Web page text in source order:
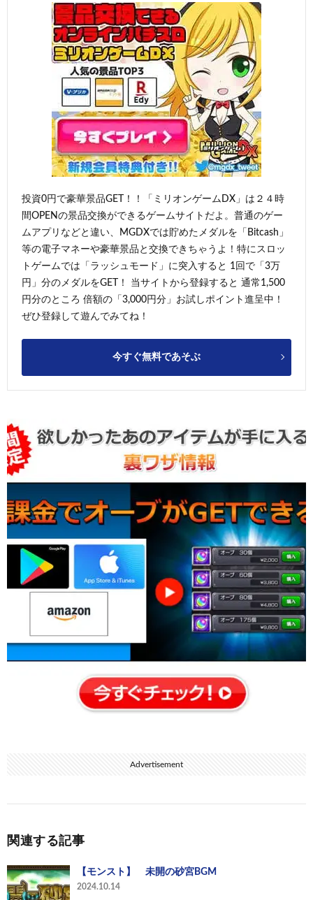
投資0円で豪華景品GET！！「ミリオンゲームDX」は２４時
間OPENの景品交換ができるゲームサイトだよ。普通のゲー
ムアプリなどと違い、MGDXでは貯めたメダルを「Bitcash」
等の電子マネーや豪華景品と交換できちゃうよ！特にスロッ
トゲームでは「ラッシュモード」に突入すると 1回で「3万
円」分のメダルをGET！ 当サイトから登録すると 通常1,500
円分のところ 倍額の「3,000円分」お試しポイント進呈中！
ぜひ登録して遊んでみてね！
今すぐ無料であそぶ
Advertisement
関連する記事
【モンスト】 未開の砂宮BGM
2024.10.14